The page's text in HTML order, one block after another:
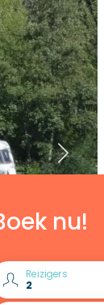
nu!
Reizigers